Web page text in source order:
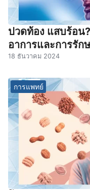
ปวดท้อง แสบร้อน
อาการและการรัก
18 ธันวาคม 2024
การแพทย์